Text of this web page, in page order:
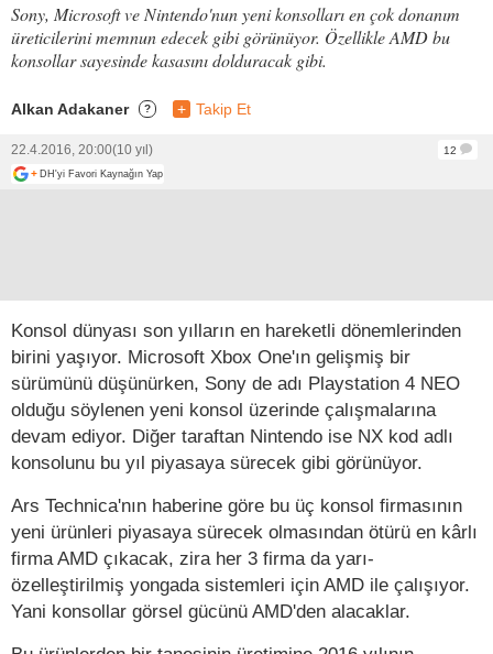
Sony, Microsoft ve Nintendo'nun yeni konsolları en çok donanım
üreticilerini memnun edecek gibi görünüyor. Özellikle AMD bu
konsollar sayesinde kasasını dolduracak gibi.
Alkan Adakaner ? + Takip Et
22.4.2016, 20:00(10 yıl)
12
+ DH'yi Favori Kaynağın Yap
Konsol dünyası son yılların en hareketli dönemlerinden
birini yaşıyor. Microsoft Xbox One'ın gelişmiş bir
sürümünü düşünürken, Sony de adı Playstation 4 NEO
olduğu söylenen yeni konsol üzerinde çalışmalarına
devam ediyor. Diğer taraftan Nintendo ise NX kod adlı
konsolunu bu yıl piyasaya sürecek gibi görünüyor.
Ars Technica'nın haberine göre bu üç konsol firmasının
yeni ürünleri piyasaya sürecek olmasından ötürü en kârlı
firma AMD çıkacak, zira her 3 firma da yarı-
özelleştirilmiş yongada sistemleri için AMD ile çalışıyor.
Yani konsollar görsel gücünü AMD'den alacaklar.